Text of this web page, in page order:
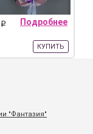
q Подробнее
КУПИТЬ
"Фантазия"